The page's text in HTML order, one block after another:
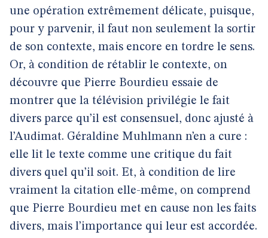
une opération extrêmement délicate, puisque,
pour y parvenir, il faut non seulement la sortir
de son contexte, mais encore en tordre le sens.
Or, à condition de rétablir le contexte, on
découvre que Pierre Bourdieu essaie de
montrer que la télévision privilégie le fait
divers parce qu’il est consensuel, donc ajusté à
l’Audimat. Géraldine Muhlmann n’en a cure :
elle lit le texte comme une critique du fait
divers quel qu’il soit. Et, à condition de lire
vraiment la citation elle-même, on comprend
que Pierre Bourdieu met en cause non les faits
divers, mais l’importance qui leur est accordée.